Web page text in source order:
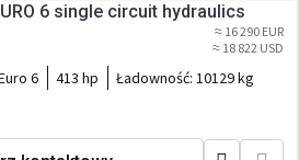
6 single circuit hydraulics
≈ 16 290 EUR
≈ 18 822 USD
6 413 hp Ładowność: 10129 kg